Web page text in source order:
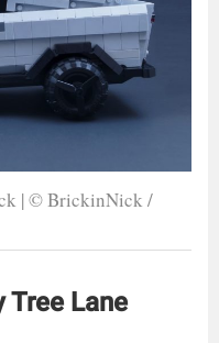
| © BrickinNick /
Tree Lane